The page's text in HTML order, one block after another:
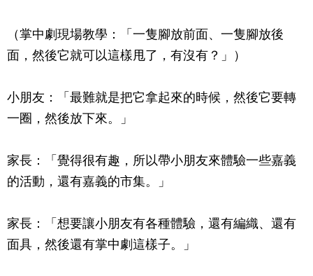
（掌中劇現場教學：「一隻腳放前面、一隻腳放後
面，然後它就可以這樣甩了，有沒有？」）
小朋友：「最難就是把它拿起來的時候，然後它要轉
一圈，然後放下來。」
家長：「覺得很有趣，所以帶小朋友來體驗一些嘉義
的活動，還有嘉義的市集。」
家長：「想要讓小朋友有各種體驗，還有編織、還有
面具，然後還有掌中劇這樣子。」